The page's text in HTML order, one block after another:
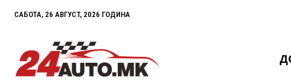
САБОТА, 26 АВГУСТ, 2026 ГОДИНА